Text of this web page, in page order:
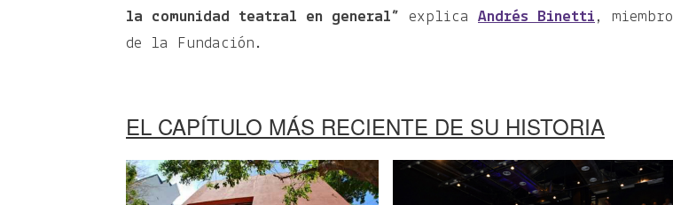
la comunidad teatral en general” explica Andrés Binetti , miembro
de la Fundación.
EL CAPÍTULO MÁS RECIENTE DE SU HISTORIA